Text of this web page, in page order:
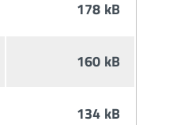
178 kB
160 kB
134 kB